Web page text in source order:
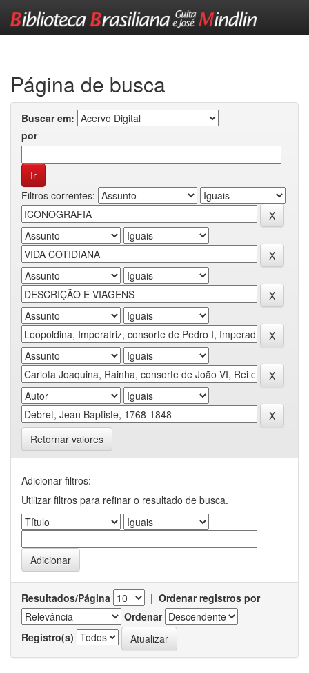
Página de busca
Buscar em:
por
Filtros correntes:
Retornar valores
Adicionar filtros:
Utilizar filtros para refinar o resultado de busca.
Resultados/Página | Ordenar registros por
Ordenar
Registro(s)